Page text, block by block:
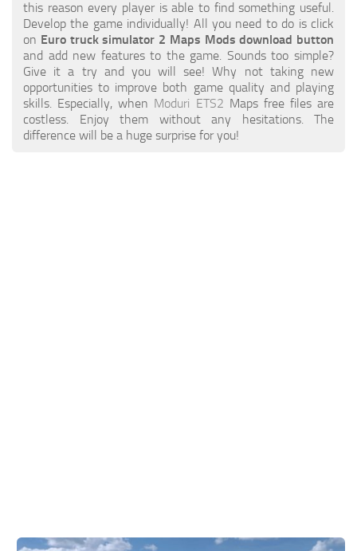
ETS 2 Știri
Contacte
EN
Altele
Pachete
Piese / Tuning
Sunete
Trafic
this reason every player is able to find something useful.
Develop the game individually! All you need to do is click
on Euro truck simulator 2 Maps Mods download button
and add new features to the game. Sounds too simple?
Give it a try and you will see! Why not taking new
opportunities to improve both game quality and playing
skills. Especially, when Moduri ETS2 Maps free files are
costless. Enjoy them without any hesitations. The
difference will be a huge surprise for you!